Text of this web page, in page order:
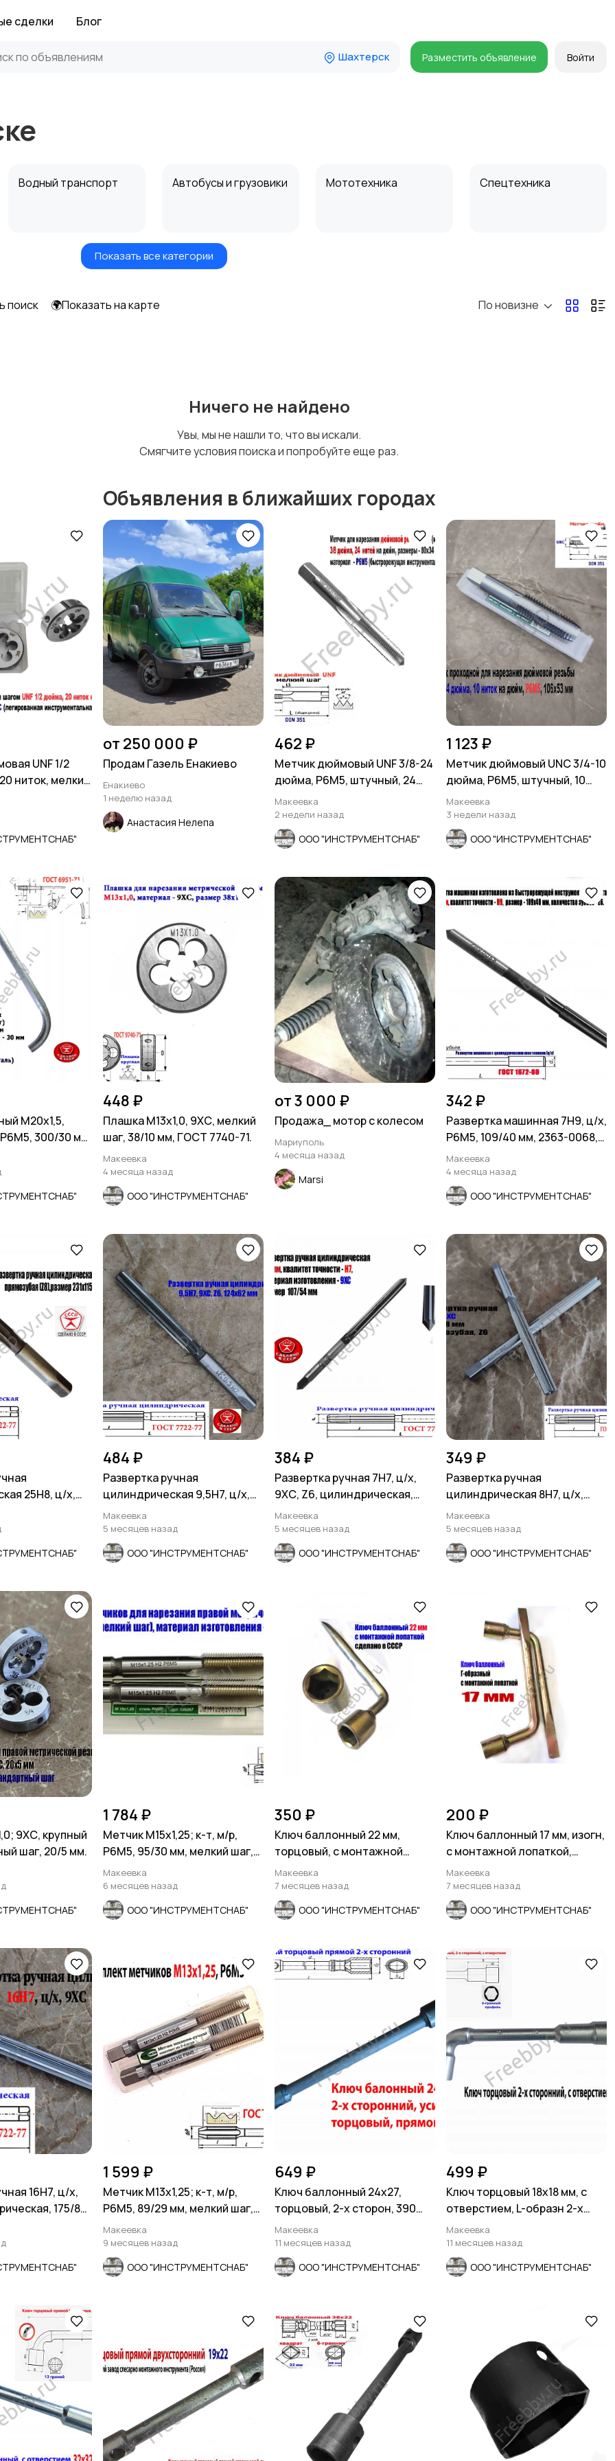
сделки Блог
Шахтерск Разместить объявление Войти
Водный транспорт Автобусы и грузовики Мототехника Спецтехника
Прицепы, дома на
Воздушный
Показать все категории
поиск 🌍Показать на карте По новизне
Ничего не найдено
Увы, мы не нашли то, что вы искали.
Смягчите условия поиска и попробуйте еще раз.
Объявления в ближайших городах
UNF 1/2
ниток, мелкий
от 250 000 ₽
Продам Газель Енакиево
Енакиево
1 неделю назад
Анастасия Нелепа
462 ₽
Метчик дюймовый UNF 3/8-24
дюйма, Р6М5, штучный, 24
нитки, 80/34 мм.
Макеевка
2 недели назад
ООО "ИНСТРУМЕНТСНАБ"
1 123 ₽
Метчик дюймовый UNC 3/4-10
дюйма, Р6М5, штучный, 10
ниток, 106/53 мм.
Макеевка
3 недели назад
ООО "ИНСТРУМЕНТСНАБ"
М20х1,5,
300/30 мм,
448 ₽
Плашка М13х1,0, 9ХС, мелкий
шаг, 38/10 мм, ГОСТ 7740-71.
Макеевка
4 месяца назад
ООО "ИНСТРУМЕНТСНАБ"
от 3 000 ₽
Продажа_ мотор с колесом
Мариуполь
4 месяца назад
Marsi
342 ₽
Развертка машинная 7Н9, ц/х,
Р6М5, 109/40 мм, 2363-0068,
СССР
Макеевка
4 месяца назад
ООО "ИНСТРУМЕНТСНАБ"
25Н8, ц/х,
Z8, СССР.
484 ₽
Развертка ручная
цилиндрическая 9,5Н7, ц/х,
9ХС, Z6, 124/62 мм, СССР.
Макеевка
5 месяцев назад
ООО "ИНСТРУМЕНТСНАБ"
384 ₽
Развертка ручная 7Н7, ц/х,
9ХС, Z6, цилиндрическая,
107/54 мм, СССР.
Макеевка
5 месяцев назад
ООО "ИНСТРУМЕНТСНАБ"
349 ₽
Развертка ручная
цилиндрическая 8Н7, ц/х,
9ХС, Z6, прямозубая, 115/58.
Макеевка
5 месяцев назад
ООО "ИНСТРУМЕНТСНАБ"
9ХС, крупный
шаг, 20/5 мм.
1 784 ₽
Метчик М15х1,25; к-т, м/р,
Р6М5, 95/30 мм, мелкий шаг,
ГОСТ 3266-81.
Макеевка
6 месяцев назад
ООО "ИНСТРУМЕНТСНАБ"
350 ₽
Ключ баллонный 22 мм,
торцовый, с монтажной
лопаткой, оцинков, СССР.
Макеевка
7 месяцев назад
ООО "ИНСТРУМЕНТСНАБ"
200 ₽
Ключ баллонный 17 мм, изогн,
с монтажной лопаткой,
оцинкованный, СССР.
Макеевка
7 месяцев назад
ООО "ИНСТРУМЕНТСНАБ"
16Н7, ц/х,
175/87
1 599 ₽
Метчик М13х1,25; к-т, м/р,
Р6М5, 89/29 мм, мелкий шаг,
ГОСТ 3266-81
Макеевка
9 месяцев назад
ООО "ИНСТРУМЕНТСНАБ"
649 ₽
Ключ баллонный 24х27,
торцовый, 2-х сторон, 390
мм, для ГАЗ, КамАЗ.
Макеевка
11 месяцев назад
ООО "ИНСТРУМЕНТСНАБ"
499 ₽
Ключ торцовый 18х18 мм, с
отверстием, L-образн 2-х
сторонний, Cr-V.
Макеевка
11 месяцев назад
ООО "ИНСТРУМЕНТСНАБ"